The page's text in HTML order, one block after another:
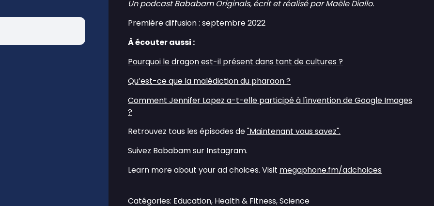
Un podcast Bababam Originals, écrit et réalisé par Maële Diallo.
Première diffusion : septembre 2022
À écouter aussi :
⁠Pourquoi le dragon est-il présent dans tant de cultures ?⁠
⁠Qu’est-ce que la malédiction du pharaon ?⁠
⁠Comment Jennifer Lopez a-t-elle participé à l'invention de Google Images
?⁠
Retrouvez tous les épisodes de⁠⁠"Maintenant vous savez".⁠⁠
Suivez Bababam sur ⁠⁠Instagram⁠⁠.
Learn more about your ad choices. Visit megaphone.fm/adchoices
Catégories: Education, Health & Fitness, Science